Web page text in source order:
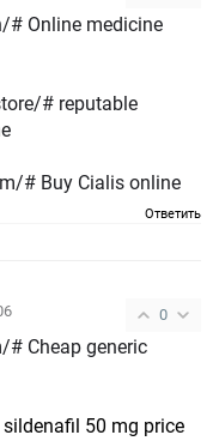
Online medicine
# reputable
# Buy Cialis online
Ответить
0
Cheap generic
sildenafil 50 mg price